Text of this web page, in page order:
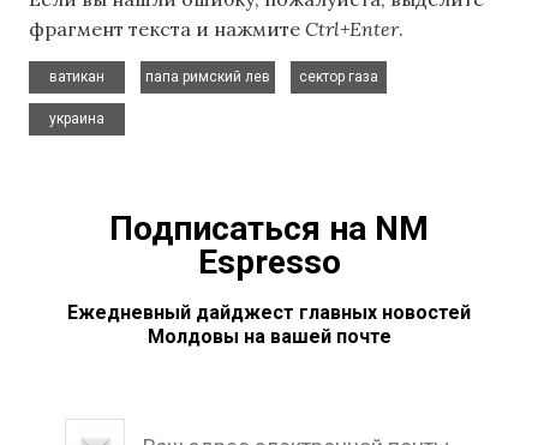
фрагмент текста и нажмите Ctrl+Enter.
ватикан
папа римский лев
сектор газа
украина
Подписаться на NM
Espresso
Ежедневный дайджест главных новостей
Молдовы на вашей почте